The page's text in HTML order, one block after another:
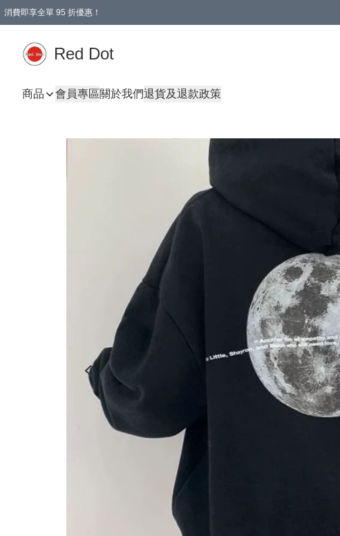
消費即享全單 95 折優惠！
Red Dot
商品 會員專區關於我們退貨及退款政策